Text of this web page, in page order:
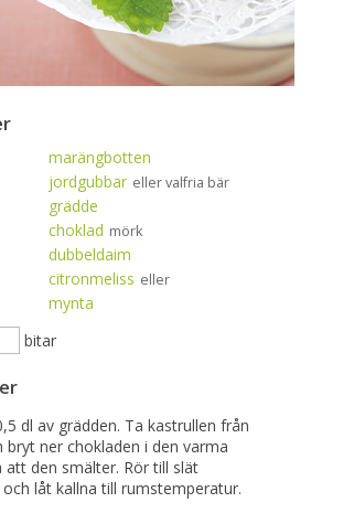
marängbotten
jordgubbar eller valfria bär
grädde
choklad mörk
dubbeldaim
citronmeliss eller
mynta
bitar
dl av grädden. Ta kastrullen från
bryt ner chokladen i den varma
att den smälter. Rör till slät
låt kallna till rumstemperatur.